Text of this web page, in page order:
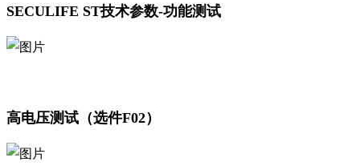
SECULIFE ST技术参数-功能测试
高电压测试（选件F02）